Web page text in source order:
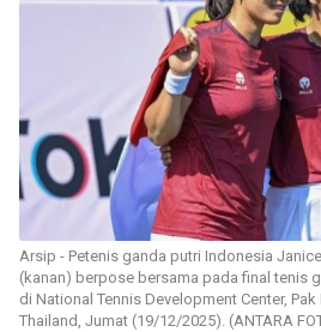
Arsip - Petenis ganda putri Indonesia
(kanan) berpose bersama pada final tenis
di National Tennis Development Center,
Thailand, Jumat (19/12/2025). (ANTARA